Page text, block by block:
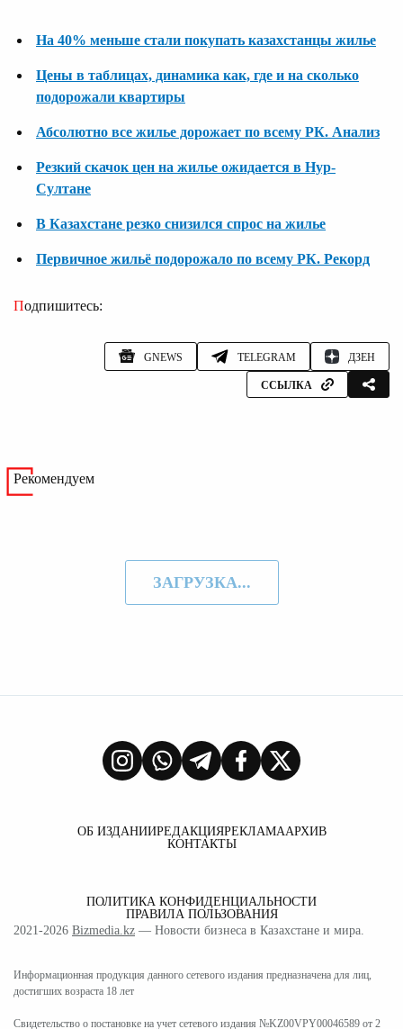
На 40% меньше стали покупать казахстанцы жилье
Цены в таблицах, динамика как, где и на сколько
подорожали квартиры
Абсолютно все жилье дорожает по всему РК. Анализ
Резкий скачок цен на жилье ожидается в Нур-
Султане
В Казахстане резко снизился спрос на жилье
Первичное жильё подорожало по всему РК. Рекорд
Подпишитесь:
GNEWS TELEGRAM ДЗЕН
ССЫЛКА
Рекомендуем
ЗАГРУЗКА...
ОБ ИЗДАНИИРЕДАКЦИЯРЕКЛАМААРХИВ
КОНТАКТЫ
ПОЛИТИКА КОНФИДЕНЦИАЛЬНОСТИ
ПРАВИЛА ПОЛЬЗОВАНИЯ
2021-2026 Bizmedia.kz — Новости бизнеса в Казахстане и мира.
Информационная продукция данного сетевого издания предназначена для лиц,
достигших возраста 18 лет
Свидетельство о постановке на учет сетевого издания №KZ00VPY00046589 от 2